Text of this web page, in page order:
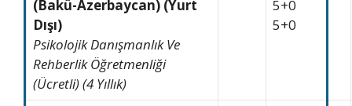
(Bakü-Azerbaycan) (Yurt
Dışı)
Psikolojik Danışmanlık Ve
Rehberlik Öğretmenliği
(Ücretli) (4 Yıllık)
5+0
5+0